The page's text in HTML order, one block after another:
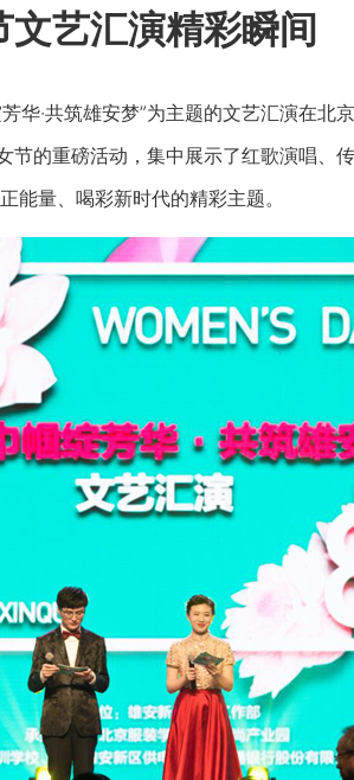
文艺汇演精彩瞬间
·共筑雄安梦”为主题的文艺汇演在北
节的重磅活动，集中展示了红歌演唱、
能量、喝彩新时代的精彩主题。